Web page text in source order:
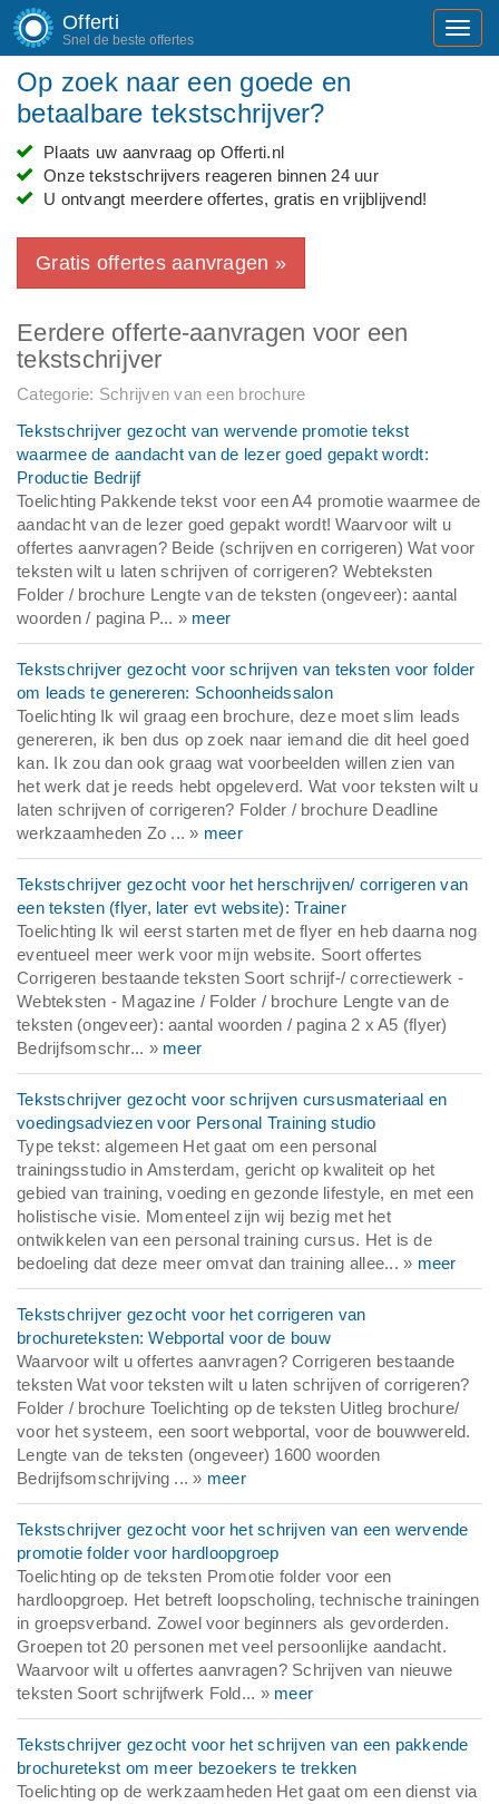
Offerti
Snel de beste offertes
Op zoek naar een goede en
betaalbare tekstschrijver?
Plaats uw aanvraag op Offerti.nl
Onze tekstschrijvers reageren binnen 24 uur
U ontvangt meerdere offertes, gratis en vrijblijvend!
Gratis offertes aanvragen »
Eerdere offerte-aanvragen voor een
tekstschrijver
Categorie: Schrijven van een brochure
Tekstschrijver gezocht van wervende promotie tekst
waarmee de aandacht van de lezer goed gepakt wordt:
Productie Bedrijf
Toelichting Pakkende tekst voor een A4 promotie waarmee de
aandacht van de lezer goed gepakt wordt! Waarvoor wilt u
offertes aanvragen? Beide (schrijven en corrigeren) Wat voor
teksten wilt u laten schrijven of corrigeren? Webteksten
Folder / brochure Lengte van de teksten (ongeveer): aantal
woorden / pagina P... » meer
Tekstschrijver gezocht voor schrijven van teksten voor folder
om leads te genereren: Schoonheidssalon
Toelichting Ik wil graag een brochure, deze moet slim leads
genereren, ik ben dus op zoek naar iemand die dit heel goed
kan. Ik zou dan ook graag wat voorbeelden willen zien van
het werk dat je reeds hebt opgeleverd. Wat voor teksten wilt u
laten schrijven of corrigeren? Folder / brochure Deadline
werkzaamheden Zo ... » meer
Tekstschrijver gezocht voor het herschrijven/ corrigeren van
een teksten (flyer, later evt website): Trainer
Toelichting Ik wil eerst starten met de flyer en heb daarna nog
eventueel meer werk voor mijn website. Soort offertes
Corrigeren bestaande teksten Soort schrijf-/ correctiewerk -
Webteksten - Magazine / Folder / brochure Lengte van de
teksten (ongeveer): aantal woorden / pagina 2 x A5 (flyer)
Bedrijfsomschr... » meer
Tekstschrijver gezocht voor schrijven cursusmateriaal en
voedingsadviezen voor Personal Training studio
Type tekst: algemeen Het gaat om een personal
trainingsstudio in Amsterdam, gericht op kwaliteit op het
gebied van training, voeding en gezonde lifestyle, en met een
holistische visie. Momenteel zijn wij bezig met het
ontwikkelen van een personal training cursus. Het is de
bedoeling dat deze meer omvat dan training allee... » meer
Tekstschrijver gezocht voor het corrigeren van
brochureteksten: Webportal voor de bouw
Waarvoor wilt u offertes aanvragen? Corrigeren bestaande
teksten Wat voor teksten wilt u laten schrijven of corrigeren?
Folder / brochure Toelichting op de teksten Uitleg brochure/
voor het systeem, een soort webportal, voor de bouwwereld.
Lengte van de teksten (ongeveer) 1600 woorden
Bedrijfsomschrijving ... » meer
Tekstschrijver gezocht voor het schrijven van een wervende
promotie folder voor hardloopgroep
Toelichting op de teksten Promotie folder voor een
hardloopgroep. Het betreft loopscholing, technische trainingen
in groepsverband. Zowel voor beginners als gevorderden.
Groepen tot 20 personen met veel persoonlijke aandacht.
Waarvoor wilt u offertes aanvragen? Schrijven van nieuwe
teksten Soort schrijfwerk Fold... » meer
Tekstschrijver gezocht voor het schrijven van een pakkende
brochuretekst om meer bezoekers te trekken
Toelichting op de werkzaamheden Het gaat om een dienst via